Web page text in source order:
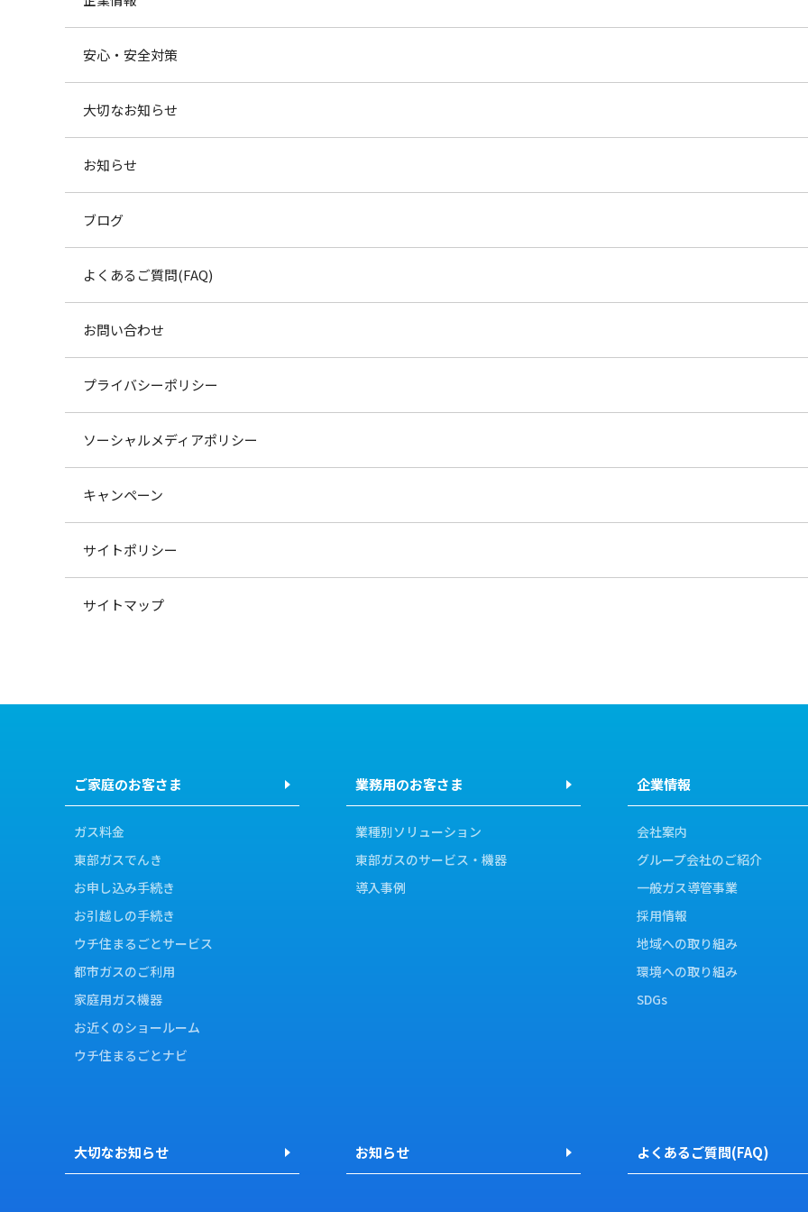
安心・安全対策
大切なお知らせ
お知らせ
ブログ
よくあるご質問(FAQ)
お問い合わせ
プライバシーポリシー
ソーシャルメディアポリシー
キャンペーン
サイトポリシー
サイトマップ
ご家庭のお客さま
ガス料金
東部ガスでんき
お申し込み手続き
お引越しの手続き
ウチ住まるごとサービス
都市ガスのご利用
家庭用ガス機器
お近くのショールーム
ウチ住まるごとナビ
業務用のお客さま
業種別ソリューション
東部ガスのサービス・機器
導入事例
企業情報
会社案内
グループ会社のご紹介
一般ガス導管事業
採用情報
地域への取り組み
環境への取り組み
SDGs
大切なお知らせ お知らせ よくあるご質問(FAQ)